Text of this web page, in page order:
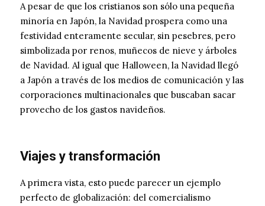
A pesar de que los cristianos son sólo una pequeña
minoría en Japón, la Navidad prospera como una
festividad enteramente secular, sin pesebres, pero
simbolizada por renos, muñecos de nieve y árboles
de Navidad. Al igual que Halloween, la Navidad llegó
a Japón a través de los medios de comunicación y las
corporaciones multinacionales que buscaban sacar
provecho de los gastos navideños.
Viajes y transformación
A primera vista, esto puede parecer un ejemplo
perfecto de globalización: del comercialismo